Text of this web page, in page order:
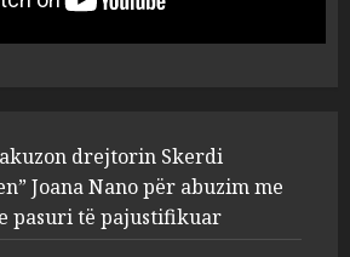
abuzim me fondet publike dhe
pasuri të pajustifikuar
Apolonia- Gramshi, nis
procedim penal për Koço
Kokëdhimën (VIDEO)
MARCH 27, 2025
drejtorin Skerdi
Joana Nano për abuzim me
pasuri të pajustifikuar